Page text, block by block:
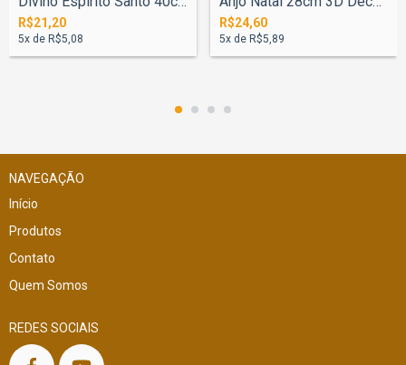
R$21,20
5x de R$5,08
R$24,60
5x de R$5,89
NAVEGAÇÃO
Início
Produtos
Contato
Quem Somos
REDES SOCIAIS